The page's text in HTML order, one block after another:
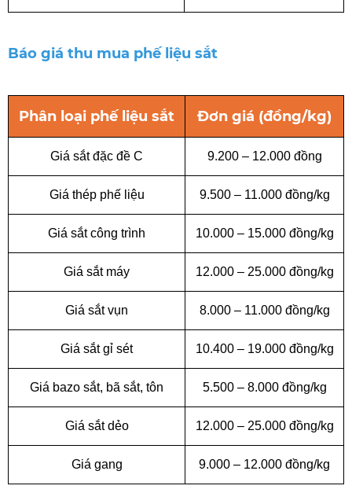
Báo giá thu mua phế liệu sắt
Phân loại phế liệu sắt Đơn giá (đồng/kg)
Giá sắt đặc đề C 9.200 – 12.000 đồng
Giá thép phế liệu 9.500 – 11.000 đồng/kg
Giá sắt công trình 10.000 – 15.000 đồng/kg
Giá sắt máy 12.000 – 25.000 đồng/kg
Giá sắt vụn 8.000 – 11.000 đồng/kg
Giá sắt gỉ sét 10.400 – 19.000 đồng/kg
Giá bazo sắt, bã sắt, tôn 5.500 – 8.000 đồng/kg
Giá sắt dẻo 12.000 – 25.000 đồng/kg
Giá gang 9.000 – 12.000 đồng/kg